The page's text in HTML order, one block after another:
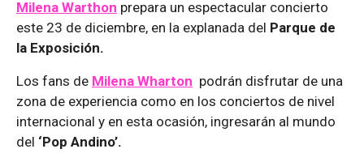
Milena Warthon prepara un espectacular concierto
este 23 de diciembre, en la explanada del Parque de
la Exposición.
Los fans de Milena Wharton podrán disfrutar de una
zona de experiencia como en los conciertos de nivel
internacional y en esta ocasión, ingresarán al mundo
del ‘Pop Andino’.